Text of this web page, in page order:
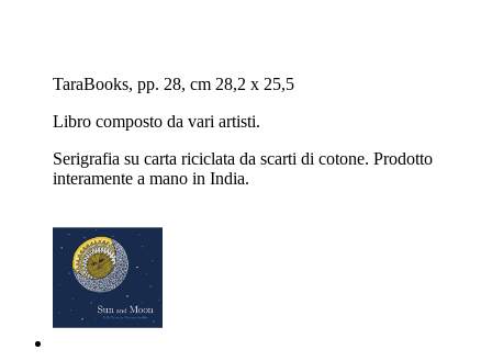
TaraBooks, pp. 28, cm 28,2 x 25,5
Libro composto da vari artisti.
Serigrafia su carta riciclata da scarti di cotone. Prodotto
interamente a mano in India.